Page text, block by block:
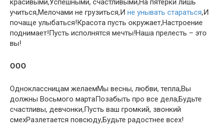
учиться,Мелочами не грузиться,И не унывать стараться,И
почаще улыбаться!Красота пусть окружает,Настроение
поднимает!Пусть исполнятся мечты!Наша прелесть – это
вы!
OOO
Одноклассницам желаемМы весны, любви, тепла,Вы
должны Восьмого мартаПозабыть про все дела,Будьте
счастливы, девчонки,Пусть ваш громкий, звонкий
смехРазлетается повсюду,Будьте радостнее всех!